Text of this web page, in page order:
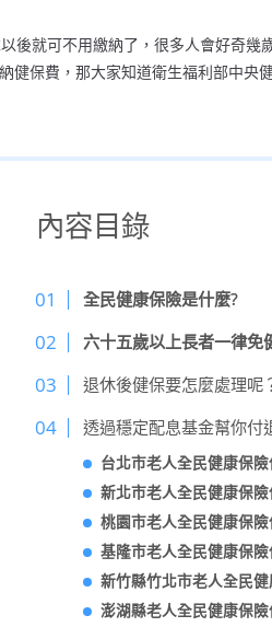
後就可不用繳納了，很多人會好奇
健保費，那大家知道衛生福利部中央
內容目錄
全民健康保險是什麼?
六十五歲以上長者一律免
退休後健保要怎麼處理呢
透過穩定配息基金幫你
台北市老人全民健康保
新北市老人全民健康保
桃園市老人全民健康保
基隆市老人全民健康保
新竹縣竹北市老人全民
澎湖縣老人全民健康保